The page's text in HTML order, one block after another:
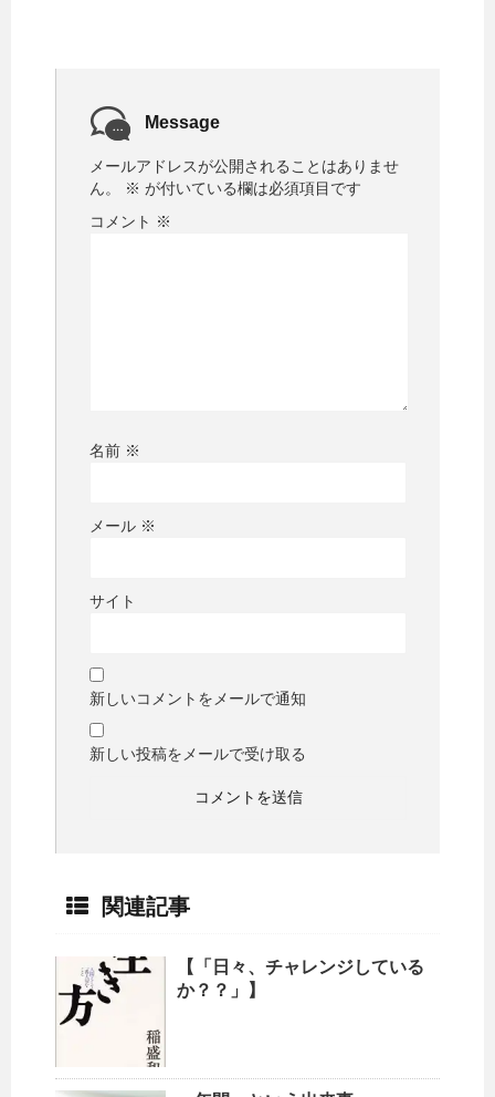
Message
メールアドレスが公開されることはありませ
ん。
※ が付いている欄は必須項目です
コメント ※
名前 ※
メール ※
サイト
新しいコメントをメールで通知
新しい投稿をメールで受け取る
関連記事
【「日々、チャレンジしている
か？？」】